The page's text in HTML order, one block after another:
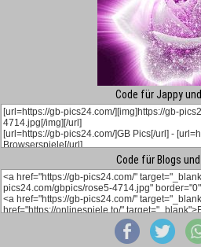
Code für Jappy und
Code für Blogs und